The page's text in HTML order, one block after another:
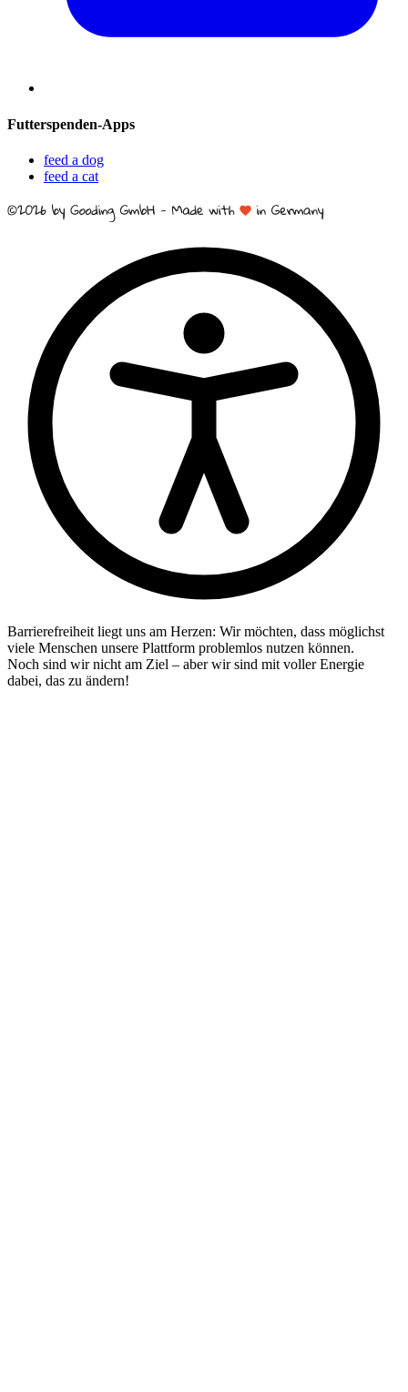
Futterspenden-Apps
feed a dog
feed a cat
Barrierefreiheit liegt uns am Herzen: Wir möchten, dass möglichst
viele Menschen unsere Plattform problemlos nutzen können.
Noch sind wir nicht am Ziel – aber wir sind mit voller Energie
dabei, das zu ändern!